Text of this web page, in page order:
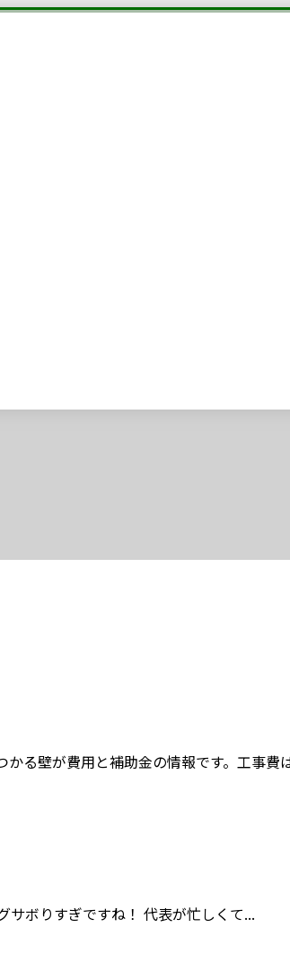
る壁が費用と補助金の情報です。工事費
サボりすぎですね！ 代表が忙しくて...